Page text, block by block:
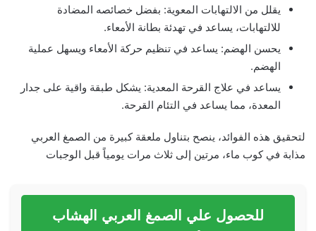
يقلل من الالتهابات المعوية: بفضل خصائصه المضادة
للالتهابات، يساعد في تهدئة بطانة الأمعاء.
يحسن الهضم: يساعد في تنظيم حركة الأمعاء ويسهل عملية
الهضم.
يساعد في علاج القرحة المعدية: يشكل طبقة واقية على جدار
المعدة، مما يساعد في التئام القرحة.
لتحقيق هذه الفوائد، ينصح بتناول ملعقة كبيرة من الصمغ العربي
مذابة في كوب ماء، مرتين إلى ثلاث مرات يومياً قبل الوجبات
للحصول علي الصمغ العربي الهشاب